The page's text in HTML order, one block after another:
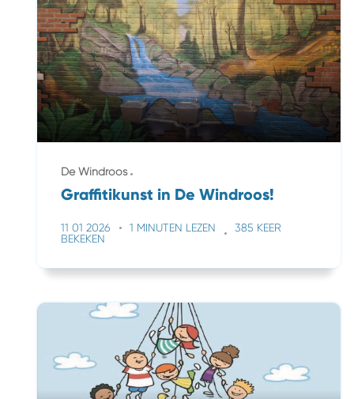
De Windroos
Graffitikunst in De Windroos!
11 01 2026 1 MINUTEN LEZEN
385 KEER
BEKEKEN